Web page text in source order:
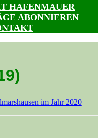
HAFENMAUER
ABONNIEREN
im Jahr 2020